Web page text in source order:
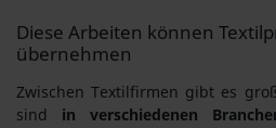
Diese Arbeiten können
übernehmen
Zwischen Textilfirmen gibt es
sind in verschiedenen